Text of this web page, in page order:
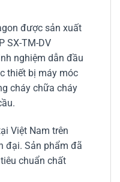
được sản xuất
SX-TM-DV
nghiệm dẫn đầu
thiết bị máy móc
cháy chữa cháy
Việt Nam trên
đại. Sản phẩm đã
chuẩn chất